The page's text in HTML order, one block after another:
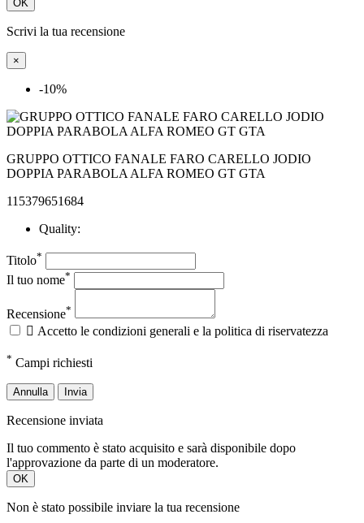
×
-10%
DOPPIA PARABOLA ALFA ROMEO GT GTA
Quality:
Titolo*
Il tuo nome*
Recensione *
 Accetto le condizioni generali e la politica di riservatezza
Campi richiesti
Annulla Invia
Recensione inviata
Il tuo commento è stato acquisito e sarà disponibile dopo
OK
Non è stato possibile inviare la tua recensione
OK